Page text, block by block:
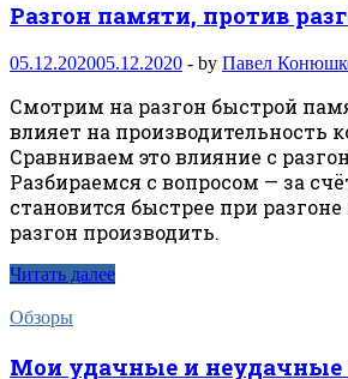
Разгон памяти, против
05.12.202005.12.2020 - by Павел
Смотрим на разгон быстрой
влияет на производительность
Сравниваем это влияние с
Разбираемся с вопросом — за
становится быстрее при разгоне
разгон производить.
Читать далее
Обзоры
Мои удачные и неудачные